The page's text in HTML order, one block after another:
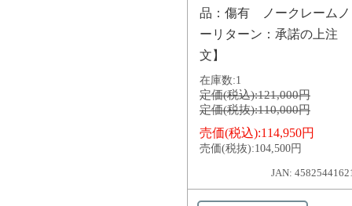
品：傷有 ノークレームノ
ーリターン：承諾の上注
文】
在庫数:1
定価(税込):121,000円
定価(税抜):110,000円
売価(税込):114,950円
売価(税抜):104,500円
JAN: